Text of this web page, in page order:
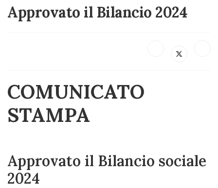
Approvato il Bilancio 2024
COMUNICATO
STAMPA
Approvato il Bilancio sociale
2024